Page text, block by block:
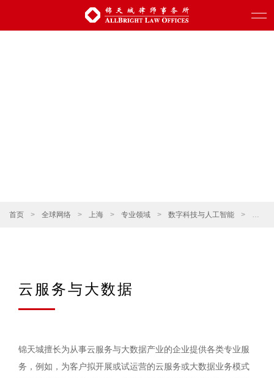
首页 > 全球网络 > 上海 > 专业领域 > 数字科技与人工智能 > 云服
云服务与大数据
锦天城擅长为从事云服务与大数据产业的企业提供各类专业服
务，例如，为客户拟开展或试运营的云服务或大数据业务模式